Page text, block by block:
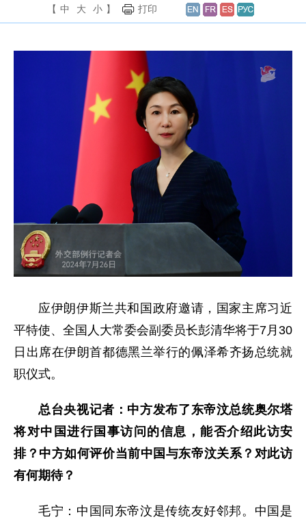
【 中 大 小 】 打印
应伊朗伊斯兰共和国政府邀请，国家主席习近
平特使、全国人大常委会副委员长彭清华将于7月30
日出席在伊朗首都德黑兰举行的佩泽希齐扬总统就
职仪式。
总台央视记者：中方发布了东帝汶总统奥尔塔
将对中国进行国事访问的信息，能否介绍此访安
排？中方如何评价当前中国与东帝汶关系？对此访
有何期待？
毛宁：中国同东帝汶是传统友好邻邦。中国是